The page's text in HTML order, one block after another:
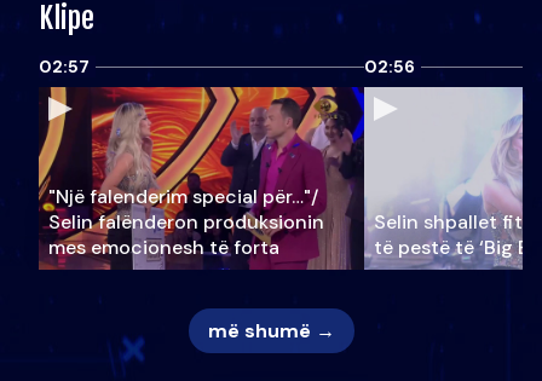
Klipe
02:57
"Një falenderim special për…"/
Selin falënderon produksionin
mes emocionesh të forta
02:56
Selin shpallet
të pestë të ‘Big
më shumë →